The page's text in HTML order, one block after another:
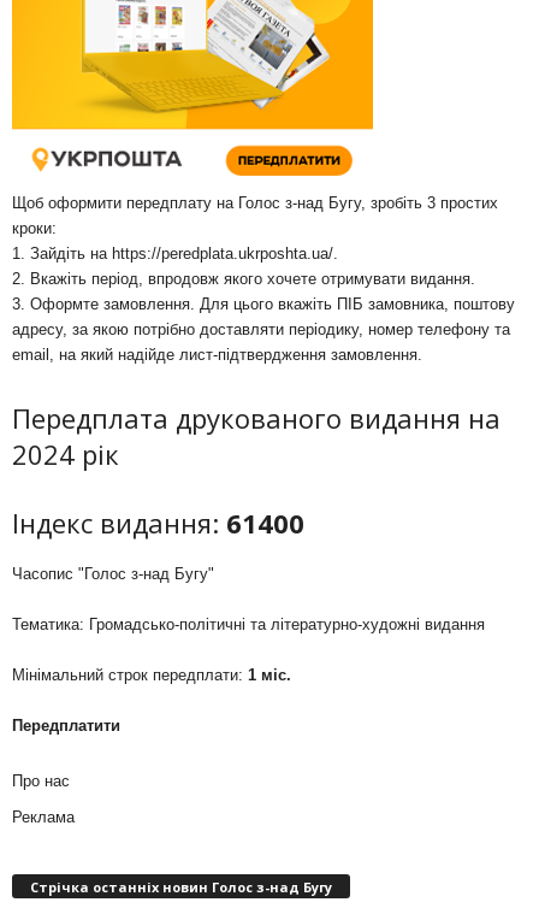
Щоб оформити передплату на Голос з-над Бугу, зробіть 3 простих
кроки:
1. Зайдіть на https://peredplata.ukrposhta.ua/
2. Вкажіть період, впродовж якого хочете отримувати видання.
3. Оформте замовлення. Для цього вкажіть ПІБ замовника, поштову
адресу, за якою потрібно доставляти періодику, номер телефону та
email, на який надійде лист-підтвердження замовлення.
Передплата друкованого видання на
2024 рік
Індекс видання: 61400
Часопис "Голос з-над Бугу"
Тематика: Громадсько-політичні та літературно-художні видання
Мінімальний строк передплати: 1 міс.
Передплатити
Про нас
Реклама
Стрічка останніх новин Голос з-над Бугу